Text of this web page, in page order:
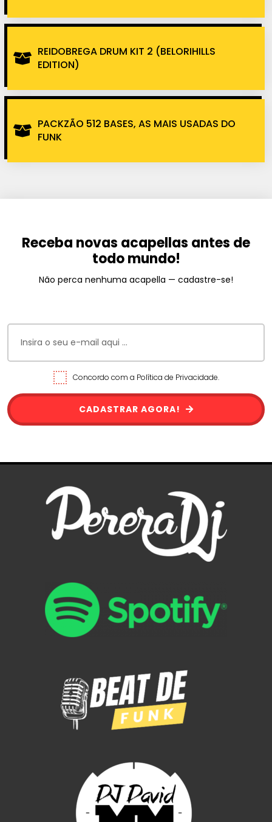
REIDOBREGA DRUM KIT 2 (BELORIHILLS
EDITION)
PACKZÃO 512 BASES, AS MAIS USADAS DO
FUNK
Receba novas acapellas antes de
todo mundo!
Não perca nenhuma acapella — cadastre-se!
Concordo com a Política de Privacidade.
CADASTRAR AGORA!